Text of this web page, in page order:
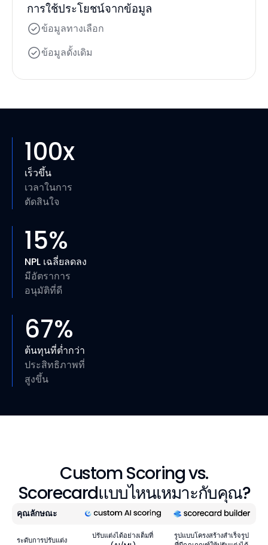
การใช้ประโยชน์จากข้อมูล
ข้อมูลทางเลือก
ข้อมูลดั้งเดิม
100x
เร็วขึ้น
เวลาในการ
ตัดสินใจ
15%
NPL เฉลี่ยลดลง
มีอัตราการ
อนุมัติที่ดี
67%
ต้นทุนที่ต่ำกว่า
ประสิทธิภาพที่
สูงขึ้น
Custom Scoring vs.
Scorecardแบบไหนเหมาะกับคุณ?
คุณลักษณะ
ระดับการปรับแต่ง
ปรับแต่งได้อย่างเต็มที่
รูปแบบโครงสร้างสำเร็จรูป